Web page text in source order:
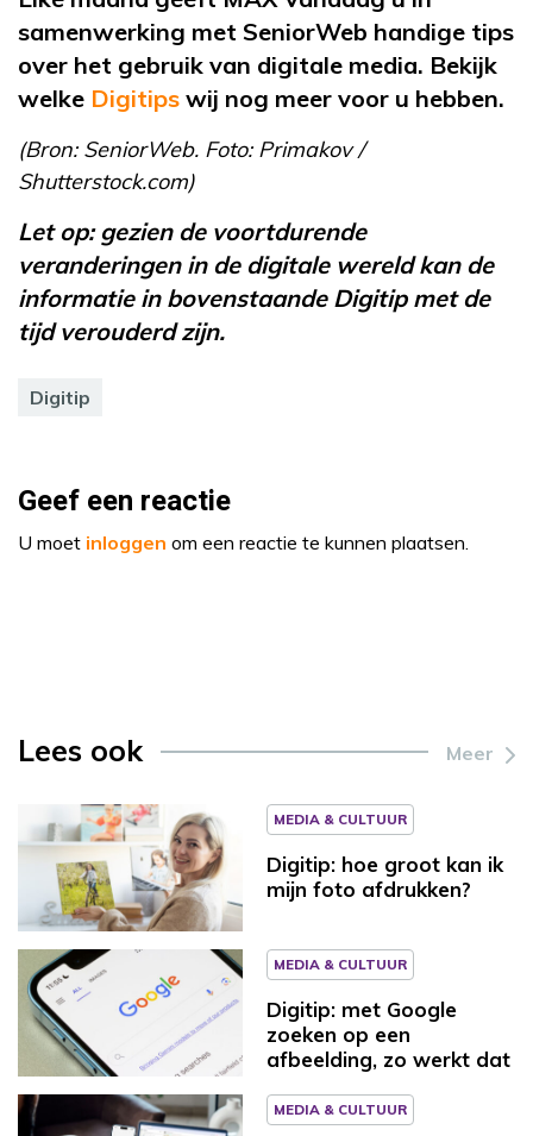
samenwerking met SeniorWeb handige tips
over het gebruik van digitale media. Bekijk
welke Digitips wij nog meer voor u hebben.
(Bron: SeniorWeb. Foto: Primakov /
Shutterstock.com)
Let op: gezien de voortdurende
veranderingen in de digitale wereld kan de
informatie in bovenstaande Digitip met de
tijd verouderd zijn.
Digitip
Geef een reactie
U moet inloggen om een reactie te kunnen plaatsen.
Lees ook Meer
MEDIA & CULTUUR
Digitip: hoe groot kan ik
mijn foto afdrukken?
MEDIA & CULTUUR
Digitip: met Google
zoeken op een
afbeelding, zo werkt dat
MEDIA & CULTUUR